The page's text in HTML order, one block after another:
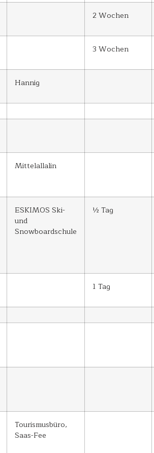
2 Wochen
3 Wochen
Hannig
Mittelallalin
ESKIMOS Ski-
und
Snowboardschule
½ Tag
1 Tag
Tourismusbüro,
Saas-Fee